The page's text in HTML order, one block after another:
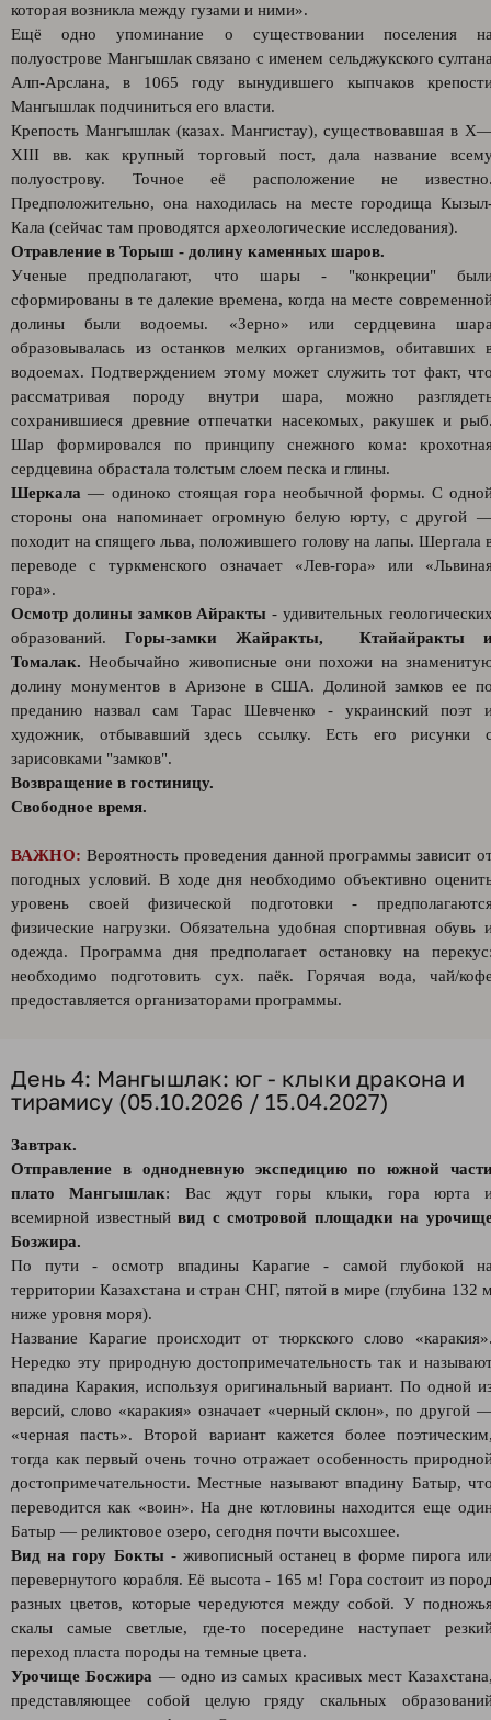
которая возникла между гузами и ними».
Ещё одно упоминание о существовании поселения
полуострове Мангышлак связано с именем сельджукского
Алп-Арслана, в 1065 году вынудившего кыпчаков
Мангышлак подчиниться его власти.
Крепость Мангышлак (казах. Мангистау), существовавшая в
XIII вв. как крупный торговый пост, дала название
полуострову. Точное её расположение не
Предположительно, она находилась на месте городища
Кала (сейчас там проводятся археологические исследования).
Отравление в Торыш - долину каменных шаров.
Ученые предполагают, что шары - "конкреции"
сформированы в те далекие времена, когда на месте
долины были водоемы. «Зерно» или сердцевина
образовывалась из останков мелких организмов, обитавших
водоемах. Подтверждением этому может служить тот факт,
рассматривая породу внутри шара, можно
сохранившиеся древние отпечатки насекомых, ракушек и
Шар формировался по принципу снежного кома:
сердцевина обрастала толстым слоем песка и глины.
Шеркала — одиноко стоящая гора необычной формы. С
стороны она напоминает огромную белую юрту, с другой
походит на спящего льва, положившего голову на лапы. Шергала
переводе с туркменского означает «Лев-гора» или
гора».
Осмотр долины замков Айракты - удивительных
образований. Горы-замки Жайракты, Ктайайракты
Томалак. Необычайно живописные они похожи на
долину монументов в Аризоне в США. Долиной замков ее
преданию назвал сам Тарас Шевченко - украинский поэт
художник, отбывавший здесь ссылку. Есть его рисунки
зарисовками "замков".
Возвращение в гостиницу.
Свободное время.
ВАЖНО: Вероятность проведения данной программы зависит
погодных условий. В ходе дня необходимо объективно
уровень своей физической подготовки -
физические нагрузки. Обязательна удобная спортивная обувь
одежда. Программа дня предполагает остановку на
необходимо подготовить сух. паёк. Горячая вода, чай/
предоставляется организаторами программы.
День 4: Мангышлак: юг - клыки дракона и
тирамису (05.10.2026 / 15.04.2027)
Завтрак.
Отправление в однодневную экспедицию по южной
плато Мангышлак: Вас ждут горы клыки, гора юрта
всемирной известныйвид с смотровой площадки на
Бозжира.
По пути - осмотр впадины Карагие - самой глубокой
территории Казахстана и стран СНГ, пятой в мире (глубина 132
ниже уровня моря).
Название Карагие происходит от тюркского слово
Нередко эту природную достопримечательность так и
впадина Каракия, используя оригинальный вариант. По одной
версий, слово «каракия» означает «черный склон», по другой
«черная пасть». Второй вариант кажется более
тогда как первый очень точно отражает особенность
достопримечательности. Местные называют впадину Батыр,
переводится как «воин». На дне котловины находится еще
Батыр — реликтовое озеро, сегодня почти высохшее.
Вид на гору Бокты- живописный останец в форме пирога
перевернутого корабля. Её высота - 165 м! Гора состоит из
разных цветов, которые чередуются между собой. У
скалы самые светлые, где-то посередине наступает
переход пласта породы на темные цвета.
Урочище Босжира — одно из самых красивых мест
представляющее собой целую гряду скальных